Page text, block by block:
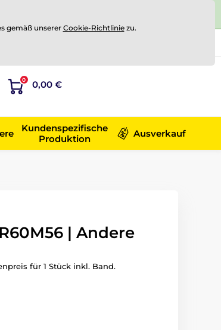
0 0,00 €
Kundenspezifische
Produktion
Ausverkauf
| Andere
für 1 Stück inkl. Band.
gemäß unserer Cookie-Richtliniezu.